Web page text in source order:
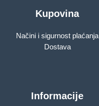
Kupovina
Načini i sigurnost plaćanja
Dostava
Informacije